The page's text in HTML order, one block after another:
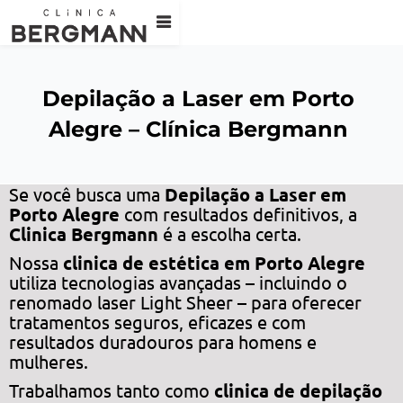
Depilação a Laser em Porto
Alegre – Clínica Bergmann
Se você busca uma Depilação a Laser em
Porto Alegre com resultados definitivos, a
Clinica Bergmann é a escolha certa.
Nossa clinica de estética em Porto Alegre
utiliza tecnologias avançadas – incluindo o
renomado laser Light Sheer – para oferecer
tratamentos seguros, eficazes e com
resultados duradouros para homens e
mulheres.
Trabalhamos tanto como clinica de depilação